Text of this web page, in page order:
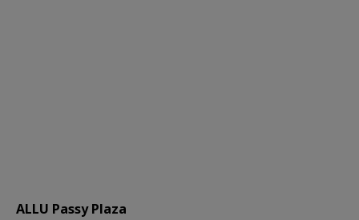
ALLU Passy Plaza